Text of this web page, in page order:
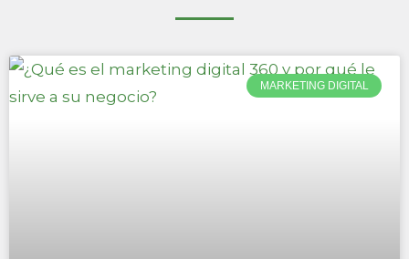
MARKETING DIGITAL